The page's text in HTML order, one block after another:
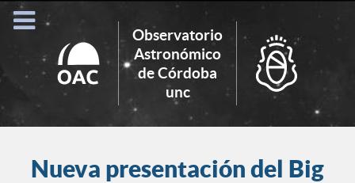
Observatorio
Astronómico
de Córdoba
unc
Search
for:
Nueva presentación del Big